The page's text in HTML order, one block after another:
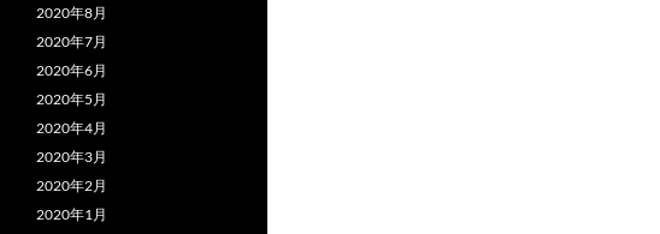
2020年8月
2020年7月
2020年6月
2020年5月
2020年4月
2020年3月
2020年2月
2020年1月